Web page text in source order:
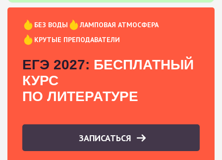
БЕЗ ВОДЫ
ЛАМПОВАЯ АТМОСФЕРА
КРУТЫЕ ПРЕПОДАВАТЕЛИ
ЕГЭ 2027: БЕСПЛАТНЫЙ
КУРС
ПО ЛИТЕРАТУРЕ
ЗАПИСАТЬСЯ